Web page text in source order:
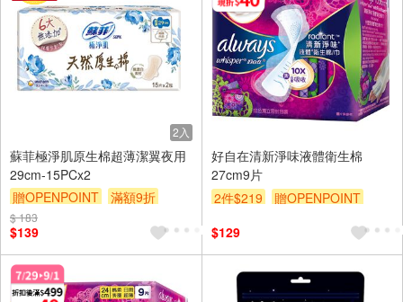
2入
蘇菲極淨肌原生棉超薄潔翼夜用
29cm-15PCx2
贈OPENPOINT
滿額9折
贈$200
$ 183
$139
好自在清新淨味液體衛生棉
27cm9片
2件$219
贈OPENPOINT
$129